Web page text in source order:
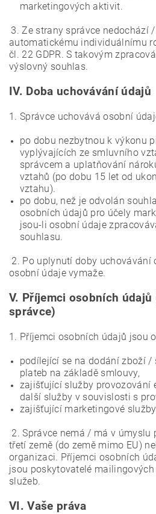
marketingových aktivit.
3. Ze strany správce nedochází
automatickému individuálnímu
čl. 22 GDPR. S takovým
výslovný souhlas.
IV. Doba uchovávání údajů
1. Správce uchovává osobní
po dobu nezbytnou k výkonu
vyplývajících ze smluvního
správcem a uplatňování
vztahů (po dobu 15 let od
vztahu).
po dobu, než je odvolán
osobních údajů pro účely
jsou-li osobní údaje
souhlasu.
2. Po uplynutí doby uchovávání
osobní údaje vymaže.
V. Příjemci osobních údajů
správce)
1. Příjemci osobních údajů jsou
podílející se na dodání zboží /
plateb na základě smlouvy,
zajišťující služby provozování
další služby v souvislosti s
zajišťující marketingové
2. Správce nemá / má v úmyslu
třetí země (do země mimo EU)
organizaci. Příjemci osobních
jsou poskytovatelé
služeb.
VI.Vaše práva